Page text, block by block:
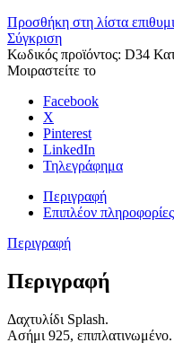
Προσθήκη στη λίστα
Σύγκριση
Κωδικός προϊόντος: D34
Μοιραστείτε το
Facebook
X
Pinterest
LinkedIn
Τηλεγράφημα
Περιγραφή
Επιπλέον πληροφορίες
Περιγραφή
Περιγραφή
Δαχτυλίδι Splash.
Ασήμι 925, επιπλατινωμένo.